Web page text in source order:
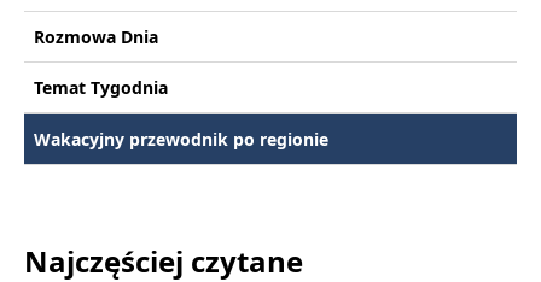
Rozmowa Dnia
Temat Tygodnia
Wakacyjny przewodnik po regionie
Najczęściej czytane